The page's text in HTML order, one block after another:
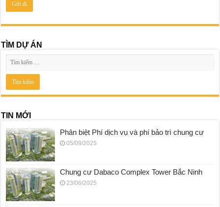
TÌM DỰ ÁN
TIN MỚI
Phân biệt Phí dịch vụ và phí bảo trì chung cư
05/09/2025
Chung cư Dabaco Complex Tower Bắc Ninh
23/06/2025